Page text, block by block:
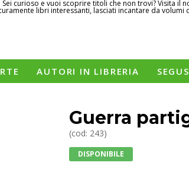
Sei curioso e vuoi scoprire titoli che non trovi? Visita il
libri interessanti, lasciati incantare da volumi
AUTORI IN LIBRERIA
Guerra
(cod: 243)
DISPONIBILE